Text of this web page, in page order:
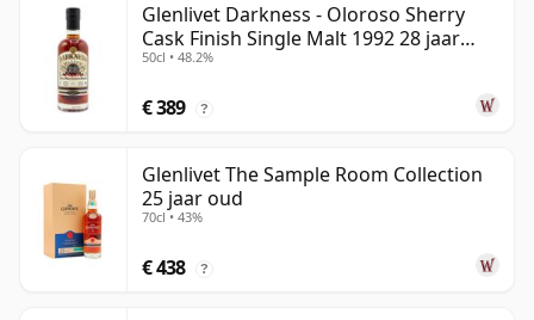
Glenlivet Darkness - Oloroso Sherry
Cask Finish Single Malt 1992 28 jaar
oud
50cl • 48.2%
€ 389 ?
Glenlivet The Sample Room Collection
25 jaar oud
70cl • 43%
€ 438 ?